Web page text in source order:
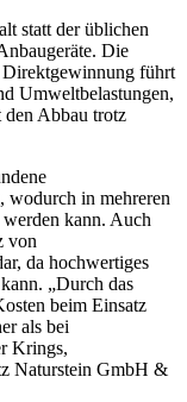
statt der üblichen
Die
führt
Umweltbelastungen,
Abbau trotz
wodurch in mehreren
kann. Auch
von
da hochwertiges
„Durch das
beim Einsatz
als bei
Krings,
Naturstein GmbH &